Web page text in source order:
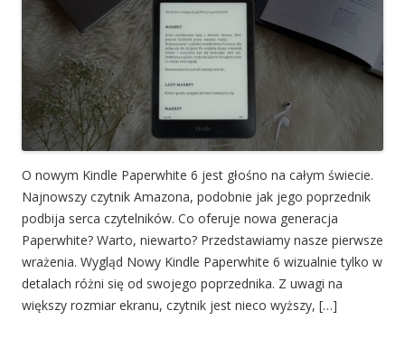
O nowym Kindle Paperwhite 6 jest głośno na całym świecie.
Najnowszy czytnik Amazona, podobnie jak jego poprzednik
podbija serca czytelników. Co oferuje nowa generacja
Paperwhite? Warto, niewarto? Przedstawiamy nasze pierwsze
wrażenia. Wygląd Nowy Kindle Paperwhite 6 wizualnie tylko w
detalach różni się od swojego poprzednika. Z uwagi na
większy rozmiar ekranu, czytnik jest nieco wyższy, […]